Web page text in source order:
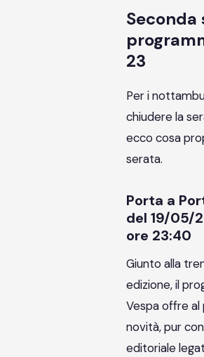
Seconda
23
Per i
chiudere la
ecco cosa
serata.
Porta a
del 19/05/
ore 23:40
Giunto alla
edizione, il
Vespa offre al
novità, pur
editoriale